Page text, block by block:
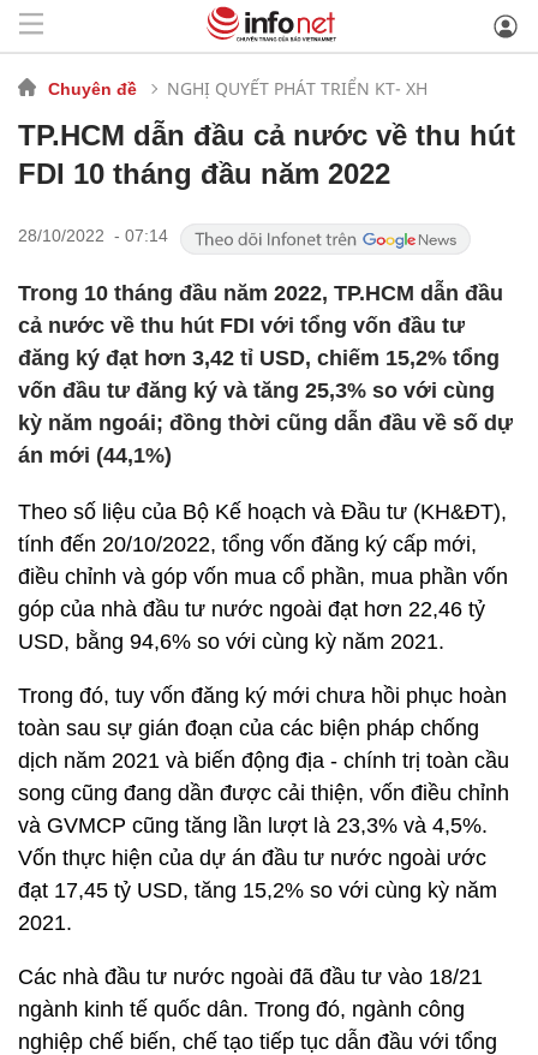
Chuyên đề NGHỊ QUYẾT PHÁT TRIỂN KT- XH
TP.HCM dẫn đầu cả nước về thu hút
FDI 10 tháng đầu năm 2022
28/10/2022 - 07:14
Trong 10 tháng đầu năm 2022, TP.HCM dẫn đầu
cả nước về thu hút FDI với tổng vốn đầu tư
đăng ký đạt hơn 3,42 tỉ USD, chiếm 15,2% tổng
vốn đầu tư đăng ký và tăng 25,3% so với cùng
kỳ năm ngoái; đồng thời cũng dẫn đầu về số dự
án mới (44,1%)
Theo số liệu của Bộ Kế hoạch và Đầu tư (KH&ĐT),
tính đến 20/10/2022, tổng vốn đăng ký cấp mới,
điều chỉnh và góp vốn mua cổ phần, mua phần vốn
góp của nhà đầu tư nước ngoài đạt hơn 22,46 tỷ
USD, bằng 94,6% so với cùng kỳ năm 2021.
Trong đó, tuy vốn đăng ký mới chưa hồi phục hoàn
toàn sau sự gián đoạn của các biện pháp chống
dịch năm 2021 và biến động địa - chính trị toàn cầu
song cũng đang dần được cải thiện, vốn điều chỉnh
và GVMCP cũng tăng lần lượt là 23,3% và 4,5%.
Vốn thực hiện của dự án đầu tư nước ngoài ước
đạt 17,45 tỷ USD, tăng 15,2% so với cùng kỳ năm
2021.
Các nhà đầu tư nước ngoài đã đầu tư vào 18/21
ngành kinh tế quốc dân. Trong đó, ngành công
nghiệp chế biến, chế tạo tiếp tục dẫn đầu với tổng